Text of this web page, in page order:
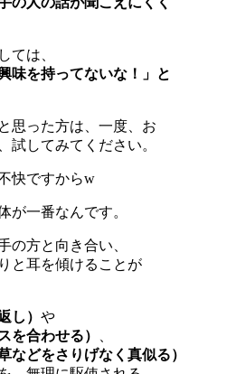
ては、
味を持ってないな！」と
思った方は、一度、お
試してみてください。
快ですからw
が一番なんです。
の方と向き合い、
と耳を傾けることが
し） や
を合わせる）
などをさりげなく真似る）